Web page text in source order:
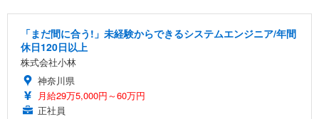
「まだ間に合う!」未経験からできるシステムエンジニア/年間
休日120日以上
株式会社小林
神奈川県
月給29万5,000円～60万円
正社員